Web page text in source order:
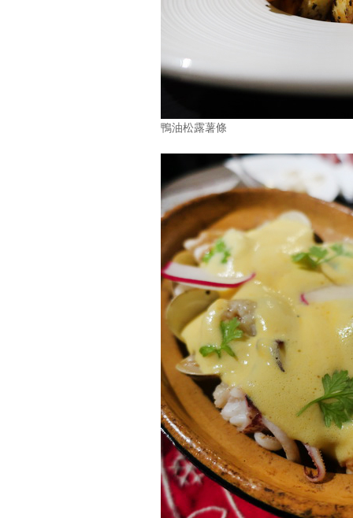
鴨油松露薯條